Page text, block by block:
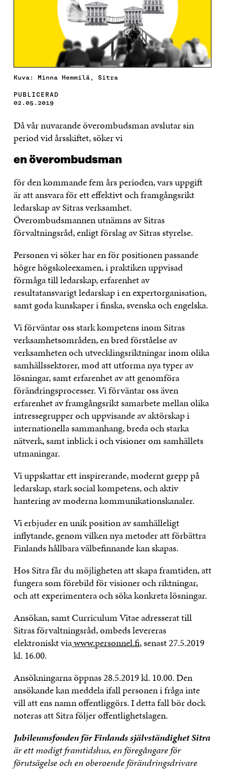
Kuva: Minna Hemmilä, Sitra
PUBLICERAD
02.05.2019
Då vår nuvarande överombudsman avslutar sin
period vid årsskiftet, söker vi
en överombudsman
för den kommande fem års perioden, vars uppgift
är att ansvara för ett effektivt och framgångsrikt
ledarskap av Sitras verksamhet.
Överombudsmannen utnämns av Sitras
förvaltningsråd, enligt förslag av Sitras styrelse.
Personen vi söker har en för positionen passande
högre högskoleexamen, i praktiken uppvisad
förmåga till ledarskap, erfarenhet av
resultatansvarigt ledarskap i en expertorganisation,
samt goda kunskaper i finska, svenska och engelska.
Vi förväntar oss stark kompetens inom Sitras
verksamhetsområden, en bred förståelse av
verksamheten och utvecklingsriktningar inom olika
samhällssektorer, mod att utforma nya typer av
lösningar, samt erfarenhet av att genomföra
förändringsprocesser. Vi förväntar oss även
erfarenhet av framgångsrikt samarbete mellan olika
intressegrupper och uppvisande av aktörskap i
internationella sammanhang, breda och starka
nätverk, samt inblick i och visioner om samhällets
utmaningar.
Vi uppskattar ett inspirerande, modernt grepp på
ledarskap, stark social kompetens, och aktiv
hantering av moderna kommunikationskanaler.
Vi erbjuder en unik position av samhälleligt
inflytande, genom vilken nya metoder att förbättra
Finlands hållbara välbefinnande kan skapas.
Hos Sitra får du möjligheten att skapa framtiden, att
fungera som förebild för visioner och riktningar,
och att experimentera och söka konkreta lösningar.
Ansökan, samt Curriculum Vitae adresserat till
Sitras förvaltningsråd, ombeds levereras
elektroniskt viawww.personnel.fi, senast 27.5.2019
kl. 16.00.
Ansökningarna öppnas 28.5.2019 kl. 10.00. Den
ansökande kan meddela ifall personen i fråga inte
vill att ens namn offentliggörs. I detta fall bör dock
noteras att Sitra följer offentlighetslagen.
Jubileumsfonden för Finlands självständighet Sitra
är ett modigt framtidshus, en föregångare för
förutsägelse och en oberoende förändringsdrivare